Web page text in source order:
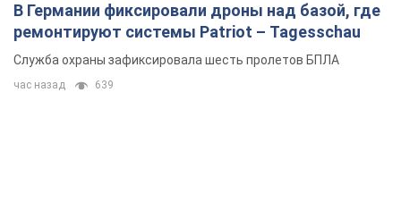
В Германии фиксировали дроны над базой, где
ремонтируют системы Patriot – Tagesschau
Служба охраны зафиксировала шесть пролетов БПЛА
час назад 639